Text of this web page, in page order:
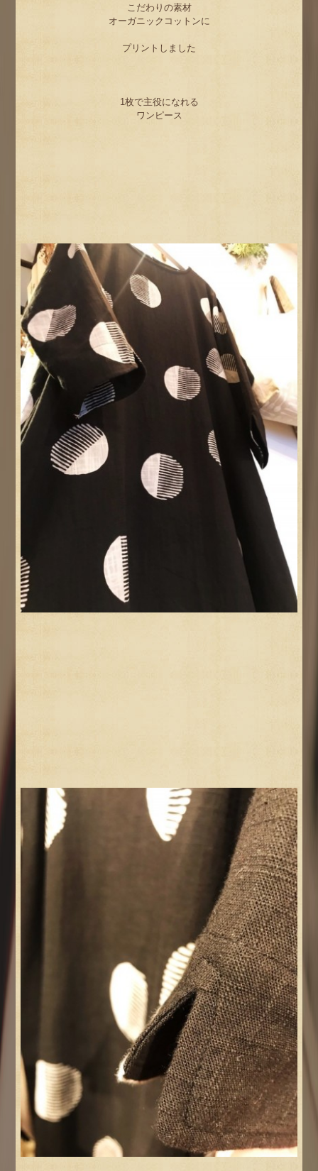
こだわりの素材
オーガニックコットンに
プリントしました
1枚で主役になれる
ワンピース